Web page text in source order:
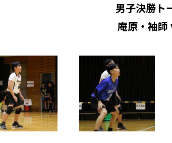
男子決勝ト
庵原・袖師